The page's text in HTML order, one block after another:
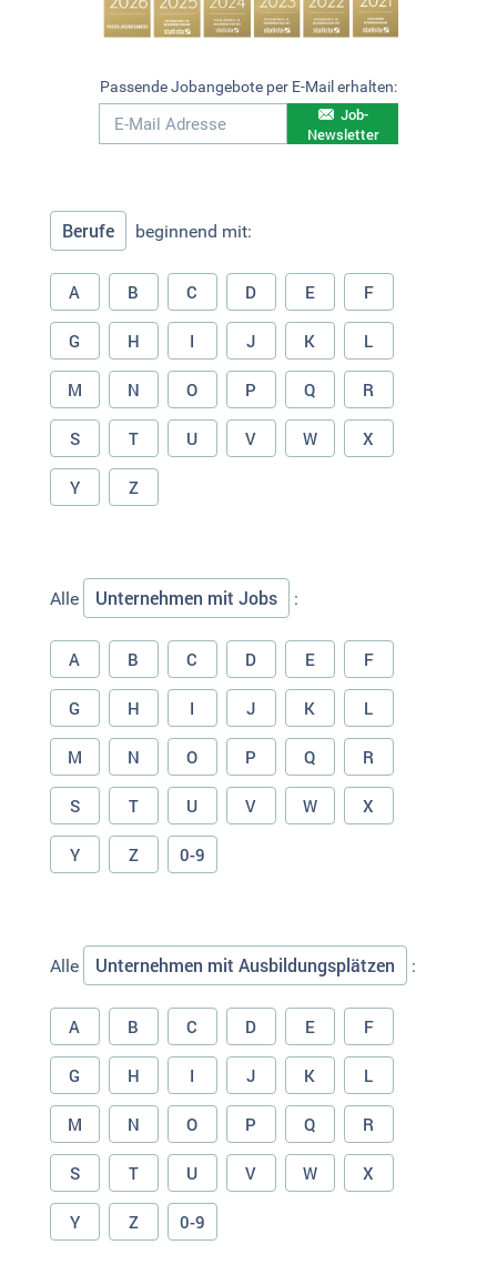
Passende Jobangebote per E-Mail erhalten:
Job-
Newsletter
Berufe beginnend mit:
A B C D E F
G H I J K L
M N O P Q R
S T U V W X
Y Z
Alle Unternehmen mit Jobs :
A B C D E F
G H I J K L
M N O P Q R
S T U V W X
Y Z 0-9
Alle Unternehmen mit Ausbildungsplätzen :
A B C D E F
G H I J K L
M N O P Q R
S T U V W X
Y Z 0-9